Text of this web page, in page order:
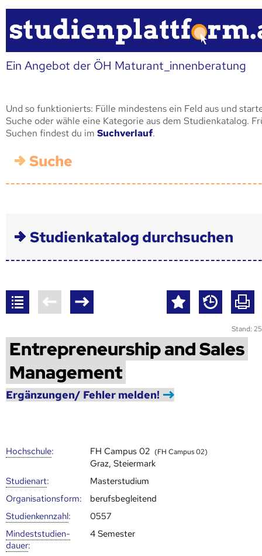
Ein Angebot der ÖH Maturant_innenberatung
Und so funktionierts: Fülle mindestens ein Feld aus und
Suche oder wähle eine Kategorie aus dem Studienkatalog.
Suchen findest du im Suchverlauf.
Suche
Studienkatalog durchsuchen
Stand:
Entrepreneurship and Sales
Management
Ergänzungen/ Fehler melden!
Hoch­schule: FH Campus 02 (FH Campus 02)
Graz, Steiermark
Studienart:
Masterstudium
Organisationsform:
berufsbegleitend
Studien­kenn­zahl:
0557
Mindest­studien­
dauer:
4 Semester